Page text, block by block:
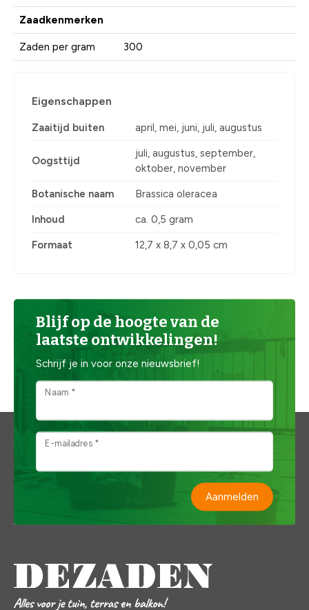
Zaadkenmerken
Zaden per gram 300
Eigenschappen
Zaaitijd buiten april, mei, juni, juli, augustus
Oogsttijd
juli, augustus, september,
oktober, november
Botanische naam Brassica oleracea
Inhoud ca. 0,5 gram
Formaat 12,7 x 8,7 x 0,05 cm
Blijf op de hoogte van de
laatste ontwikkelingen!
Schrijf je in voor onze nieuwsbrief!
Naam *
E-mailadres *
Aanmelden